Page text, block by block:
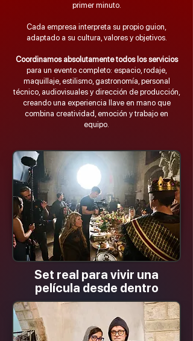
primer minuto.
Cada empresa interpreta su propio guion,
adaptado a su cultura, valores y objetivos.
Coordinamos absolutamente todos los servicios
para un evento completo: espacio, rodaje,
maquillaje, estilismo, gastronomía, personal
técnico, audiovisuales y dirección de producción,
creando una experiencia llave en mano que
combina creatividad, emoción y trabajo en
equipo.
Set real para vivir una
película desde dentro